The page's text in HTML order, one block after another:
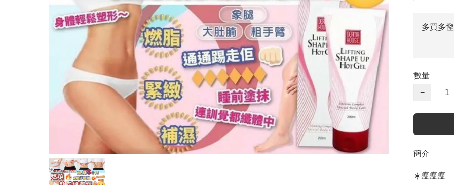
多買多慳
數量
−
簡介
☀️瘦瘦瘦